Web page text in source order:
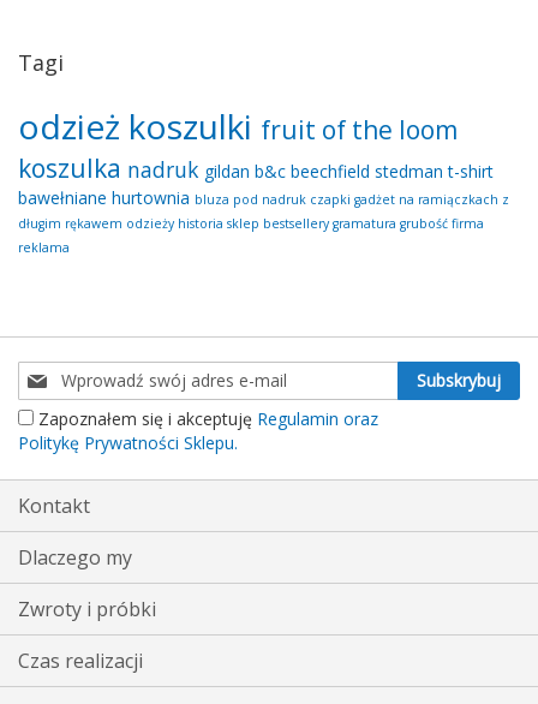
Tagi
odzież koszulki fruit of the loom
koszulka nadruk gildan b&c beechfield stedmant-shirt
bawełniane hurtownia bluza pod nadruk czapki gadżet na ramiączkach z
długim rękawem odzieży historia sklep bestsellerygramatura grubość firma
reklama
Subskrybuj
nasz
newsletter:
Subskrybuj
Zapoznałem się i akceptuję Regulamin oraz
Politykę Prywatności Sklepu.
Kontakt
Dlaczego my
Zwroty i próbki
Czas realizacji